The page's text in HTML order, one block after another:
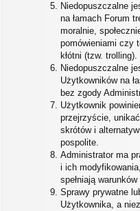
Niedopuszczalne
na łamach Forum
moralnie,
pomówieniami czy
kłótni (tzw. trolling).
Niedopuszczalne
Użytkowników na
bez zgody
Użytkownik
przejrzyście,
skrótów i
pospolite.
Administrator ma
i ich
spełniają
Sprawy prywatne
Użytkownika, a